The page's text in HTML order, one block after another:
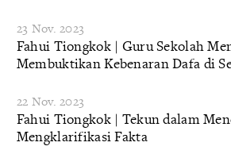
23 Nov. 2023
Fahui Tiongkok | Guru Sekolah
Membuktikan Kebenaran Dafa di
22 Nov. 2023
Fahui Tiongkok | Tekun dalam
Mengklarifikasi Fakta